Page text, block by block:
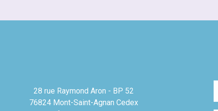
28 rue Raymond Aron - BP 52
76824 Mont-Saint-Agnan Cedex